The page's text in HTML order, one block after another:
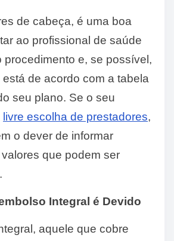
de cabeça, é uma boa
ao profissional de saúde
procedimento e, se possível,
de acordo com a tabela
seu plano. Se o seu
livre escolha de prestadores,
o dever de informar
que podem ser
Integral é Devido
aquele que cobre